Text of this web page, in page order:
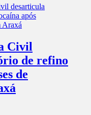
Civil
de refino
de